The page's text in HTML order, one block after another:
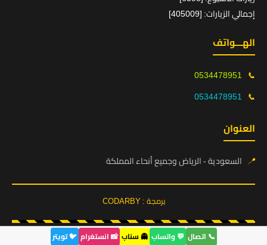
إجمالي الزيارات: [405009]
الهـــواتف
📞
0534478951
📞
0534478951
العنوان
📍 السعودية - الرياض وجميع أنحاء المملكة
برمجة : CODARBY
📞 اتصال 💬 واتساب 👻 سناب 📸 انستغرام 🐦 تويتر